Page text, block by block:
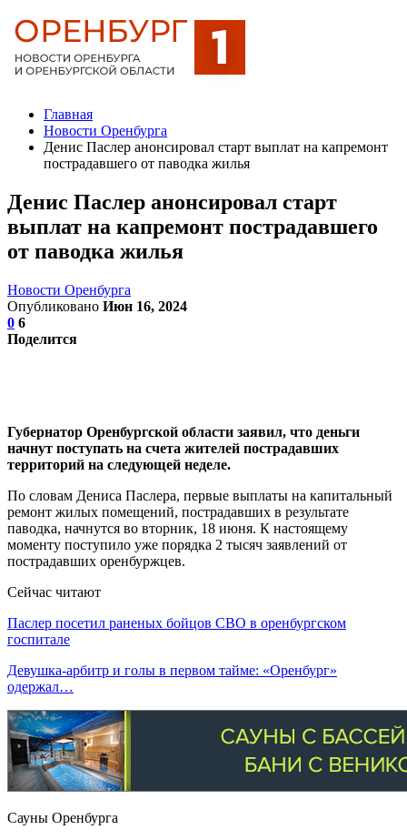
Главная
Новости Оренбурга
Денис Паслер анонсировал старт выплат на капремонт
пострадавшего от паводка жилья
Денис Паслер анонсировал старт
выплат на капремонт пострадавшего
от паводка жилья
Новости Оренбурга
Опубликовано Июн 16, 2024
0 6
Поделится
Губернатор Оренбургской области заявил, что деньги
начнут поступать на счета жителей пострадавших
территорий на следующей неделе.
По словам Дениса Паслера, первые выплаты на капитальный
ремонт жилых помещений, пострадавших в результате
паводка, начнутся во вторник, 18 июня. К настоящему
моменту поступило уже порядка 2 тысяч заявлений от
пострадавших оренбуржцев.
Сейчас читают
Паслер посетил раненых бойцов СВО в оренбургском
госпитале
Девушка-арбитр и голы в первом тайме: «Оренбург»
одержал…
Сауны Оренбурга